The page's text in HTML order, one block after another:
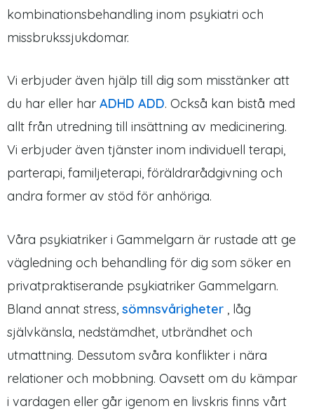
kombinationsbehandling inom psykiatri och
missbrukssjukdomar.
Vi erbjuder även hjälp till dig som misstänker att
du har eller har ADHD ADD. Också kan bistå med
allt från utredning till insättning av medicinering.
Vi erbjuder även tjänster inom individuell terapi,
parterapi, familjeterapi, föräldrarådgivning och
andra former av stöd för anhöriga.
Våra psykiatriker i Gammelgarn är rustade att ge
vägledning och behandling för dig som söker en
privatpraktiserande psykiatriker Gammelgarn.
Bland annat stress, sömnsvårigheter , låg
självkänsla, nedstämdhet, utbrändhet och
utmattning. Dessutom svåra konflikter i nära
relationer och mobbning. Oavsett om du kämpar
i vardagen eller går igenom en livskris finns vårt